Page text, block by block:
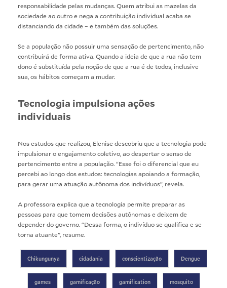
responsabilidade pelas mudanças. Quem atribui as mazelas da
sociedade ao outro e nega a contribuição individual acaba se
distanciando da cidade – e também das soluções.
Se a população não possuir uma sensação de pertencimento, não
contribuirá de forma ativa. Quando a ideia de que a rua não tem
dono é substituída pela noção de que a rua é de todos, inclusive
sua, os hábitos começam a mudar.
Tecnologia impulsiona ações
individuais
Nos estudos que realizou, Elenise descobriu que a tecnologia pode
impulsionar o engajamento coletivo, ao despertar o senso de
pertencimento entre a população. “Esse foi o diferencial que eu
percebi ao longo dos estudos: tecnologias apoiando a formação,
para gerar uma atuação autônoma dos indivíduos”, revela.
A professora explica que a tecnologia permite preparar as
pessoas para que tomem decisões autônomas e deixem de
depender do governo. “Dessa forma, o indivíduo se qualifica e se
torna atuante”, resume.
Chikungunya cidadania conscientização Dengue
games gamificação gamification mosquito